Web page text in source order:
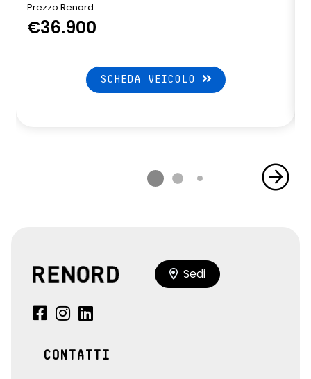
Prezzo Renord
€36.900
SCHEDA VEICOLO
Sedi
CONTATTI